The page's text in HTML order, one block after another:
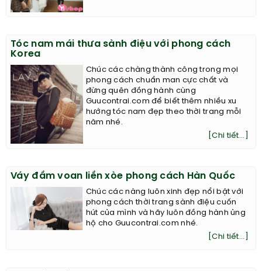
Tóc nam mái thưa sành điệu với phong cách
Korea
Chúc các chàng thành công trong mọi
phong cách chuẩn man cực chất và
đừng quên đồng hành cùng
Guucontrai.com để biết thêm nhiều xu
hướng tóc nam đẹp theo thời trang mỗi
năm nhé.
[Chi tiết...]
Váy đầm voan liền xòe phong cách Hàn Quốc
Chúc các nàng luôn xinh đẹp nổi bật với
phong cách thời trang sành điệu cuốn
hút của mình và hãy luôn đồng hành ủng
hộ cho Guucontrai.com nhé.
[Chi tiết...]